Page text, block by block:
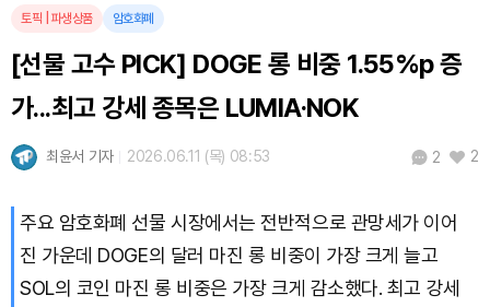
Ethereum (ETH)
Tether USDt (USDT) ₩1,421(0.00%)
BNB (BNB) ₩
XRP (XRP) ₩1,470(-3.21%)
Solana (SOL) ₩103,674(-1.83%)
토픽 파생상품 암호화폐
[선물 고수 PICK] DOGE 롱 비중 1.55%p 증
가...최고 강세 종목은 LUMIA·NOK
최윤서 기자 2026.06.11 (목) 08:53 2 2
주요 암호화폐 선물 시장에서는 전반적으로 관망세가 이어
진 가운데 DOGE의 달러 마진 롱 비중이 가장 크게 늘고
SOL의 코인 마진 롱 비중은 가장 크게 감소했다. 최고 강세